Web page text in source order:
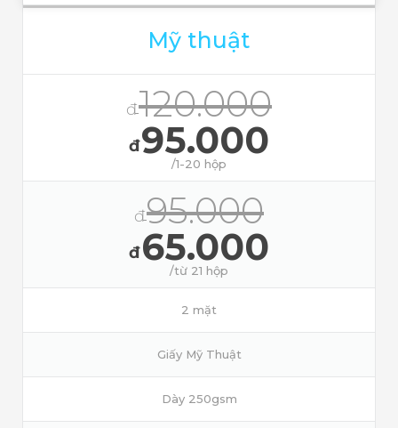
Mỹ thuật
đ120.000
đ95.000
/1-20 hộp
đ95.000
đ65.000
/từ 21 hộp
2 mặt
Giấy Mỹ Thuật
Dày 250gsm